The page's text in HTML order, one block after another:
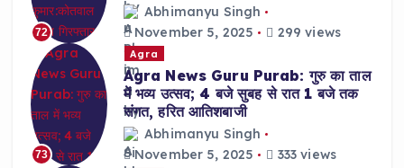
72
Abhimanyu Singh
November 5, 2025
299 views
73
Agra
Agra News Guru Purab: गुरु का ताल
में भव्य उत्सव; 4 बजे सुबह से रात 1 बजे तक
संगत, हरित आतिशबाजी
Abhimanyu Singh
November 5, 2025
333 views